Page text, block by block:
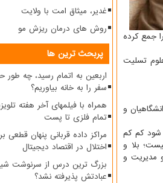
جمع کرده
تسلیت
و
شود کم کم
بلا و
مدیریت و
غدیر، میثاق امت با ولایت
روش های درمان ریزش مو
پربحث ترین ها
اربعین به اتمام رسید، چه
سفر را به خانه بیاوریم؟
همراه با فیلمهای آخر هفته
تمام فلزی تا پست
مراکز داده قربانی پنهان قطعی
اختلال در اقتصاد دیجیتال
بزرگ ترین درس از سرنوشت
عبادتش پذیرفته نشد؟